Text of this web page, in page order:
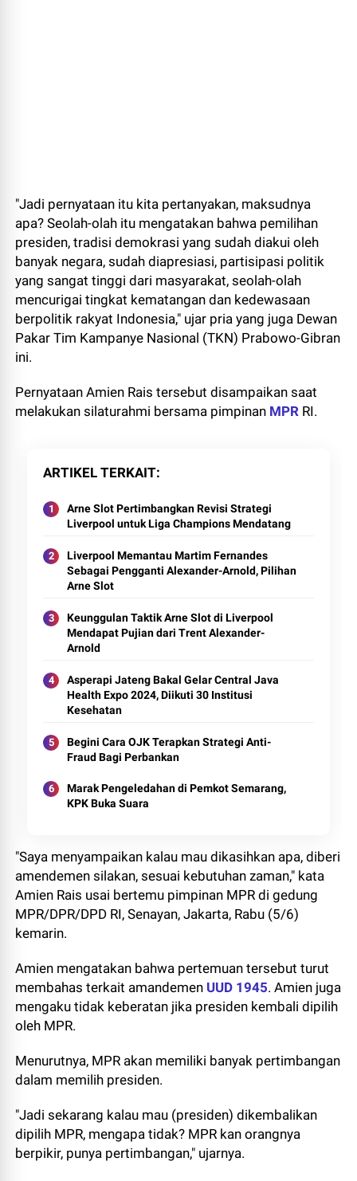
"Jadi pernyataan itu kita pertanyakan, maksudnya
apa? Seolah-olah itu mengatakan bahwa pemilihan
presiden, tradisi demokrasi yang sudah diakui oleh
banyak negara, sudah diapresiasi, partisipasi politik
yang sangat tinggi dari masyarakat, seolah-olah
mencurigai tingkat kematangan dan kedewasaan
berpolitik rakyat Indonesia," ujar pria yang juga Dewan
Pakar Tim Kampanye Nasional (TKN) Prabowo-Gibran
ini.
Pernyataan Amien Rais tersebut disampaikan saat
melakukan silaturahmi bersama pimpinan MPR RI.
ARTIKEL TERKAIT
Arne Slot Pertimbangkan Revisi Strategi
Liverpool untuk Liga Champions Mendatang
Liverpool Memantau Martim Fernandes
Sebagai Pengganti Alexander-Arnold, Pilihan
Arne Slot
Keunggulan Taktik Arne Slot di Liverpool
Mendapat Pujian dari Trent Alexander-
Arnold
Asperapi Jateng Bakal Gelar Central Java
Health Expo 2024, Diikuti 30 Institusi
Kesehatan
Begini Cara OJK Terapkan Strategi Anti-
Fraud Bagi Perbankan
Marak Pengeledahan di Pemkot Semarang,
KPK Buka Suara
"Saya menyampaikan kalau mau dikasihkan apa, diberi
amendemen silakan, sesuai kebutuhan zaman," kata
Amien Rais usai bertemu pimpinan MPR di gedung
MPR/DPR/DPD RI, Senayan, Jakarta, Rabu (5/6)
kemarin.
Amien mengatakan bahwa pertemuan tersebut turut
membahas terkait amandemen UUD 1945. Amien juga
mengaku tidak keberatan jika presiden kembali dipilih
oleh MPR.
Menurutnya, MPR akan memiliki banyak pertimbangan
dalam memilih presiden.
"Jadi sekarang kalau mau (presiden) dikembalikan
dipilih MPR, mengapa tidak? MPR kan orangnya
berpikir, punya pertimbangan," ujarnya.